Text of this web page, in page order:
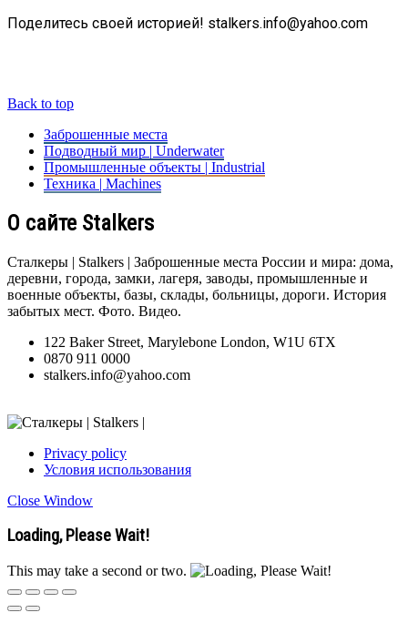
Поделитесь своей историей! stalkers.info@yahoo.com
Back to top
Заброшенные места
Подводный мир | Underwater
Промышленные объекты | Industrial
Техника | Machines
О сайте Stalkers
Сталкеры | Stalkers | Заброшенные места России и мира: дома,
деревни, города, замки, лагеря, заводы, промышленные и
военные объекты, базы, склады, больницы, дороги. История
забытых мест. Фото. Видео.
122 Baker Street, Marylebone London, W1U 6TX
0870 911 0000
stalkers.info@yahoo.com
Privacy policy
Условия использования
Close Window
Loading, Please Wait!
This may take a second or two.